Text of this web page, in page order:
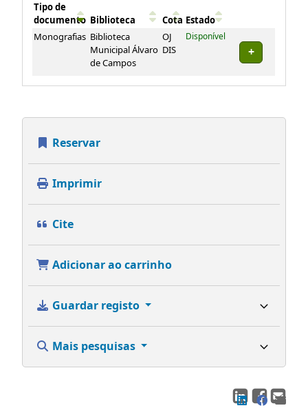
Exemplares
Tipo de
documento Biblioteca Cota Estado
Monografias Biblioteca
Municipal Álvaro
de Campos
OJ
DIS
Disponível
Reservar
Imprimir
Cite
Adicionar ao carrinho
Guardar registo
Mais pesquisas